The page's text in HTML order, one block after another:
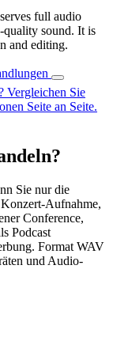
full audio
quality sound. It is
and editing.
Vergleichen Sie
Seite an Seite.
Sie nur die
Aufnahme,
Conference,
Podcast
Format WAV
und Audio-